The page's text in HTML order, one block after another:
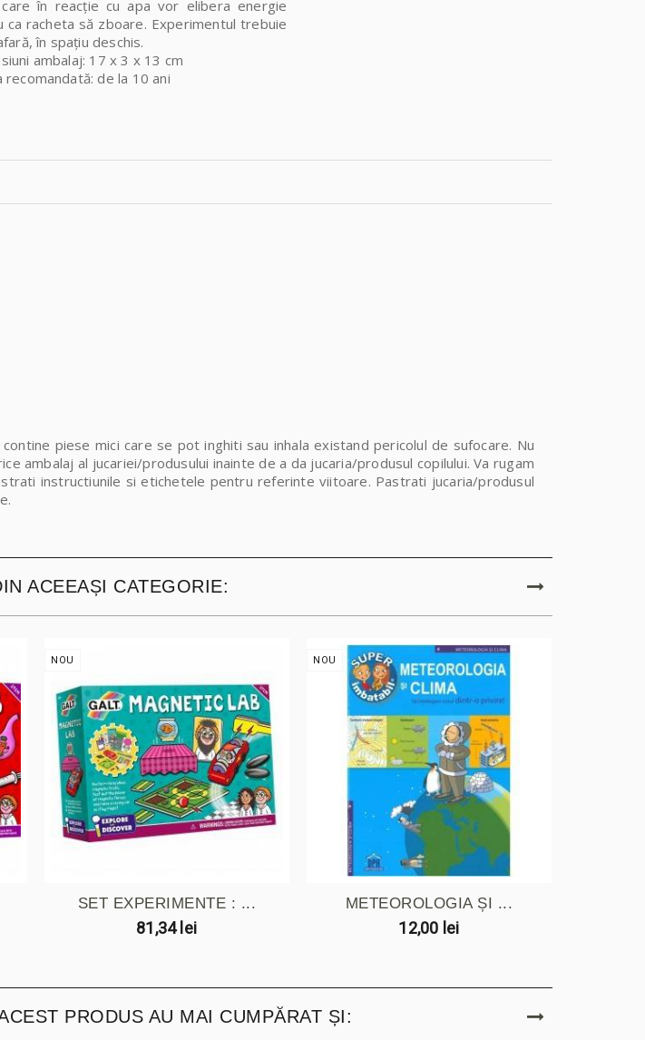
în reacție cu apa vor elibera energie
ca racheta să zboare. Experimentul trebuie
în spațiu deschis.
ambalaj: 17 x 3 x 13 cm
recomandată: de la 10 ani
piese mici care se pot inghiti sau inhala existand pericolul de sufocare. Nu
ambalaj al jucariei/produsului inainte de a da jucaria/produsul copilului. Va rugam
instructiunile si etichetele pentru referinte viitoare. Pastrati jucaria/produsul
ACEEAȘI CATEGORIE:
NOU
SET EXPERIMENTE : ...
81,34 lei
NOU
METEOROLOGIA ȘI ...
12,00 lei
PRODUS AU MAI CUMPĂRAT ȘI: